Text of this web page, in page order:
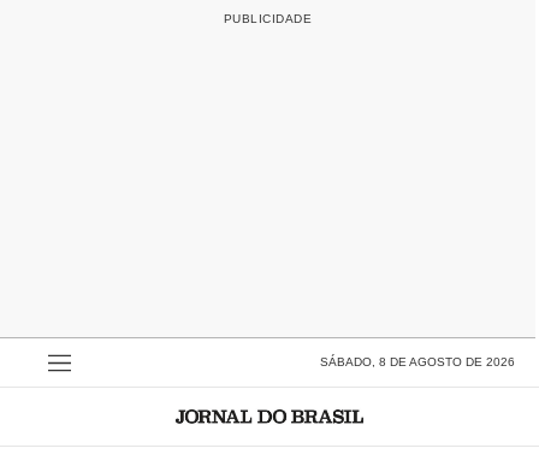
SÁBADO, 8 DE AGOSTO DE 2026